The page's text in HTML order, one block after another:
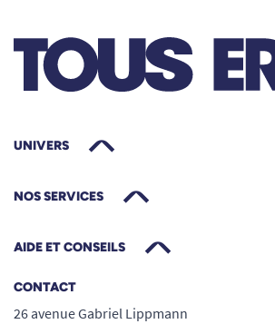
UNIVERS
NOS SERVICES
AIDE ET CONSEILS
CONTACT
26 avenue Gabriel Lippmann